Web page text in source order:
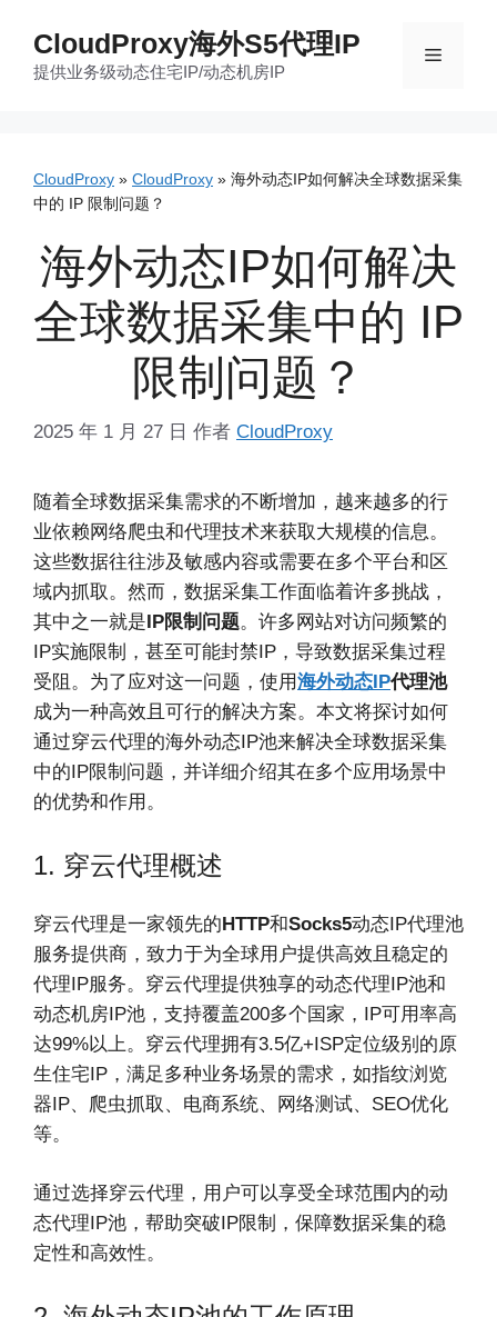
CloudProxy海外S5代理IP
提供业务级动态住宅IP/动态机房IP
菜
CloudProxy » CloudProxy » 海外动态IP如何解决全球数据采集
中的 IP 限制问题？
海外动态IP如何解决
全球数据采集中的 IP
限制问题？
2025 年 1 月 27 日 作者 CloudProxy
随着全球数据采集需求的不断增加，越来越多的行
业依赖网络爬虫和代理技术来获取大规模的信息。
这些数据往往涉及敏感内容或需要在多个平台和区
域内抓取。然而，数据采集工作面临着许多挑战，
其中之一就是IP限制问题。许多网站对访问频繁的
IP实施限制，甚至可能封禁IP，导致数据采集过程
受阻。为了应对这一问题，使用海外动态IP代理池
成为一种高效且可行的解决方案。本文将探讨如何
通过穿云代理的海外动态IP池来解决全球数据采集
中的IP限制问题，并详细介绍其在多个应用场景中
的优势和作用。
1. 穿云代理概述
穿云代理是一家领先的HTTP和Socks5动态IP代理池
服务提供商，致力于为全球用户提供高效且稳定的
代理IP服务。穿云代理提供独享的动态代理IP池和
动态机房IP池，支持覆盖200多个国家，IP可用率高
达99%以上。穿云代理拥有3.5亿+ISP定位级别的原
生住宅IP，满足多种业务场景的需求，如指纹浏览
器IP、爬虫抓取、电商系统、网络测试、SEO优化
等。
通过选择穿云代理，用户可以享受全球范围内的动
态代理IP池，帮助突破IP限制，保障数据采集的稳
定性和高效性。